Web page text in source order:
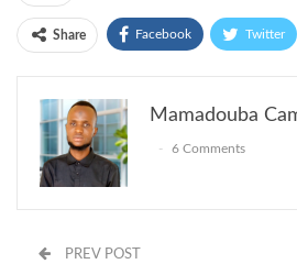
Share Facebook Twitter
Mamadouba
6 Comments
PREV POST